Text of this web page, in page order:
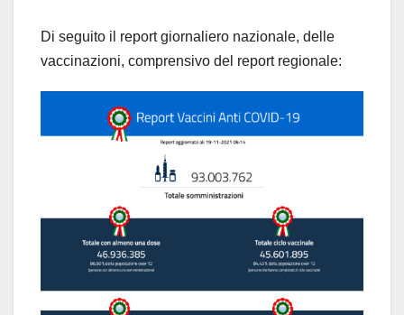
Di seguito il report giornaliero nazionale, delle
vaccinazioni, comprensivo del report regionale: